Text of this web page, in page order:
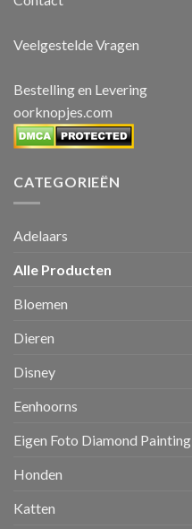
Veelgestelde Vragen
Bestelling en Levering
oorknopjes.com
CATEGORIEËN
Adelaars
Alle Producten
Bloemen
Dieren
Disney
Eenhoorns
Eigen Foto Diamond Painting
Honden
Katten